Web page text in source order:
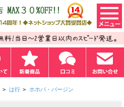
> は行 > ホホバ・バージン